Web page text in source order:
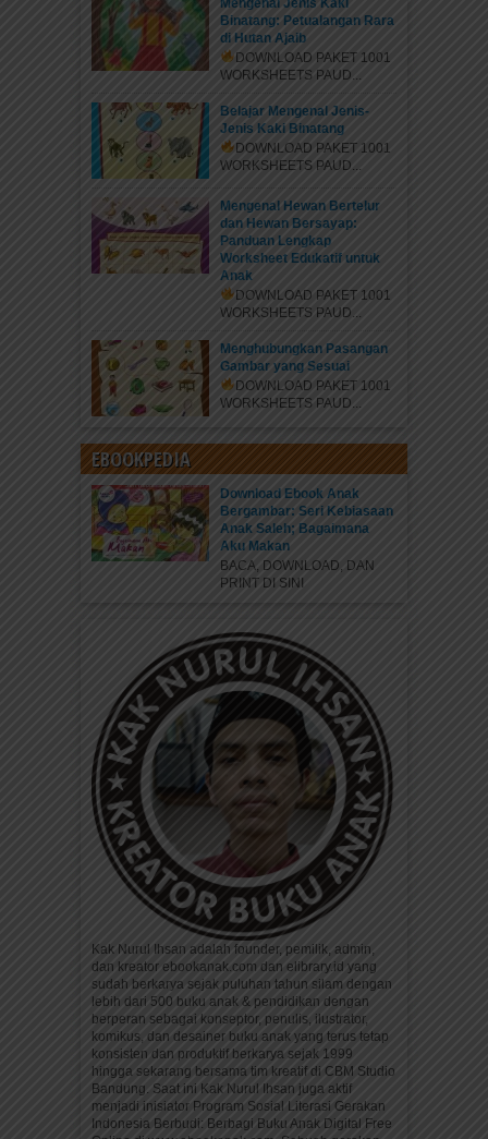
Mengenal Jenis Kaki
Binatang: Petualangan Rara
di Hutan Ajaib
DOWNLOAD PAKET 1001
WORKSHEETS PAUD...
Belajar Mengenal Jenis-
Jenis Kaki Binatang
DOWNLOAD PAKET 1001
WORKSHEETS PAUD...
Mengenal Hewan Bertelur
dan Hewan Bersayap:
Panduan Lengkap
Worksheet Edukatif untuk
Anak
DOWNLOAD PAKET 1001
WORKSHEETS PAUD...
Menghubungkan Pasangan
Gambar yang Sesuai
DOWNLOAD PAKET 1001
WORKSHEETS PAUD...
EBOOKPEDIA
Download Ebook Anak
Bergambar: Seri Kebiasaan
Anak Saleh; Bagaimana
Aku Makan
BACA, DOWNLOAD, DAN
PRINT DI SINI
Kak Nurul Ihsan adalah founder, pemilik, admin,
dan kreator ebookanak.com dan elibrary.id yang
sudah berkarya sejak puluhan tahun silam dengan
lebih dari 500 buku anak & pendidikan dengan
berperan sebagai konseptor, penulis, ilustrator,
komikus, dan desainer buku anak yang terus tetap
konsisten dan produktif berkarya sejak 1999
hingga sekarang bersama tim kreatif di CBM Studio
Bandung. Saat ini Kak Nurul Ihsan juga aktif
menjadi inisiator Program Sosial Literasi Gerakan
Indonesia Berbudi: Berbagi Buku Anak Digital Free